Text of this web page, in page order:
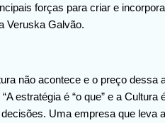
forças para criar e
Veruska Galvão.
não acontece e o preço dessa
estratégia é “o que” e a Cultura
Uma empresa que leva